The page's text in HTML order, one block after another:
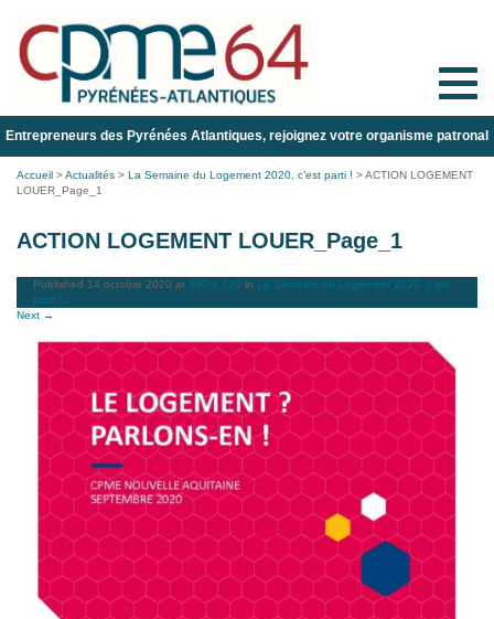
Toggle
Entrepreneurs des Pyrénées Atlantiques, rejoignez votre organisme patronal
Accueil >Actualités > La Semaine du Logement 2020, c’est parti ! >ACTION LOGEMENT
LOUER_Page_1
ACTION LOGEMENT LOUER_Page_1
Published 14 octobre 2020 at 960 × 720 in La Semaine du Logement 2020, c’est
parti !
Next →